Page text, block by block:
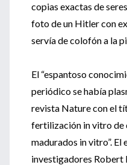
copias exactas de
foto de un Hitler con
servía de colofón a la
El “espantoso
periódico se había
revista Nature con el
fertilización in vitro de
madurados in vitro”.
investigadores Robert